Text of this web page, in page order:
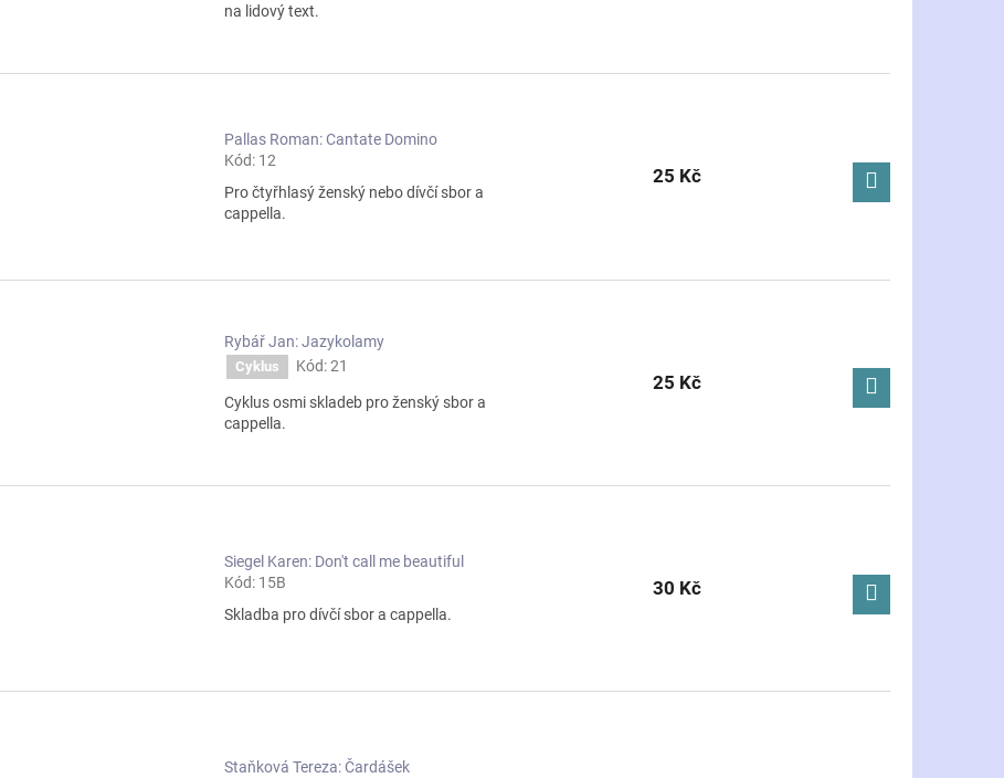
na lidový text.
Pallas Roman: Cantate Domino
Kód: 12
Pro čtyřhlasý ženský nebo dívčí sbor a
cappella.
25 Kč
Rybář Jan: Jazykolamy
Cyklus Kód:21
Cyklus osmi skladeb pro ženský sbor a
cappella.
25 Kč
Siegel Karen: Don't call me beautiful
Kód: 15B
Skladba pro dívčí sbor a cappella.
30 Kč
Staňková Tereza: Čardášek